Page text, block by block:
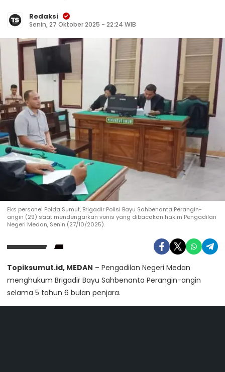
Redaksi
Senin, 27 Oktober 2025 - 22:24 WIB
Eks personel Polda Sumut, Brigadir Polisi Bayu Sahbenanta Perangin-
angin (29) saat mendengarkan vonis yang dibacakan hakim Pengadilan
Negeri Medan, Senin (27/10/2025).
Topiksumut.id, MEDAN – Pengadilan Negeri Medan
menghukum Brigadir Bayu Sahbenanta Perangin-angin
selama 5 tahun 6 bulan penjara.